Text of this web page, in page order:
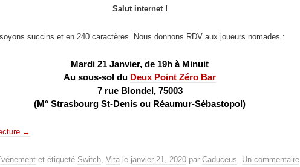
Salut internet !
succins et en 240 caractères. Nous donnons RDV aux joueurs nomades :
Mardi 21 Janvier, de 19h à Minuit
Au sous-sol du Deux Point Zéro Bar
7 rue Blondel, 75003
(M° Strasbourg St-Denis ou Réaumur-Sébastopol)
→
et étiqueté Switch, Vita le janvier 21, 2020 par Caduceus. Un commentaire